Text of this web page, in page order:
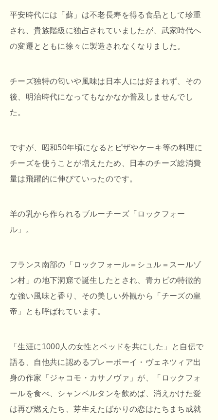
平安時代には「蘇」は不老長寿を得る食品として珍重
され、貴族階級に独占されていましたが、武家時代へ
の変遷とともに徐々に製造されなくなりました。
チーズ独特の匂いや風味は日本人には好まれず、その
後、明治時代になってもなかなか普及しませんでし
た。
ですが、昭和50年頃になるとピザやケーキ等の料理に
チーズを使うことが増えたため、日本のチーズ総消費
量は飛躍的に伸びていったのです。
羊の乳から作られるブルーチーズ「ロックフォー
ル」。
フランス南部の「ロックフォール＝シュル＝スールゾ
ン村」の地下洞窟で誕生したとされ、青カビの特徴的
な強い風味と香り、その美しい外観から「チーズの皇
帝」とも呼ばれています。
「生涯に1000人の女性とベッドを共にした」と自伝で
語る、自他共に認めるプレーボーイ・ヴェネツィア出
身の作家「ジャコモ・カサノヴァ」が、「ロックフォ
ールを食べ、シャンベルタンを飲めば、消えかけた愛
は再び燃えたち、芽生えたばかりの恋はたちまち成就